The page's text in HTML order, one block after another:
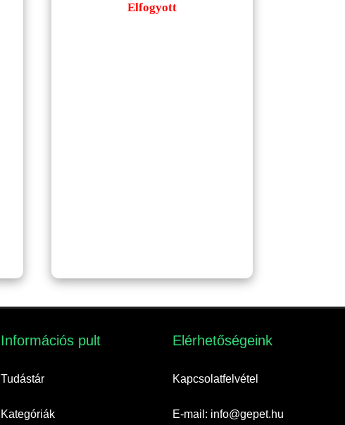
Elfogyott
Információs pult​
Tudástár
Kategóriák
Elérhetőségeink​
Kapcsolatfelvétel
E-mail: info@gepet.hu